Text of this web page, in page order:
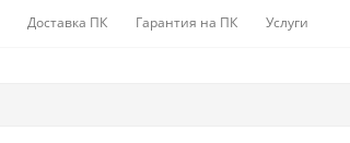
Доставка ПК Гарантия на ПК Услуги